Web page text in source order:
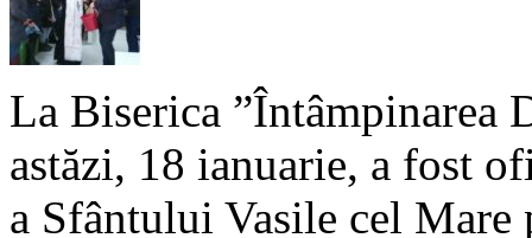
La Biserica
astăzi, 18 ianuarie, a fost
a Sfântului Vasile cel